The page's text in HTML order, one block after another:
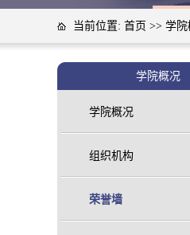
当前位置: 首页 >> 学院
学院概况
学院概况
组织机构
荣誉墙